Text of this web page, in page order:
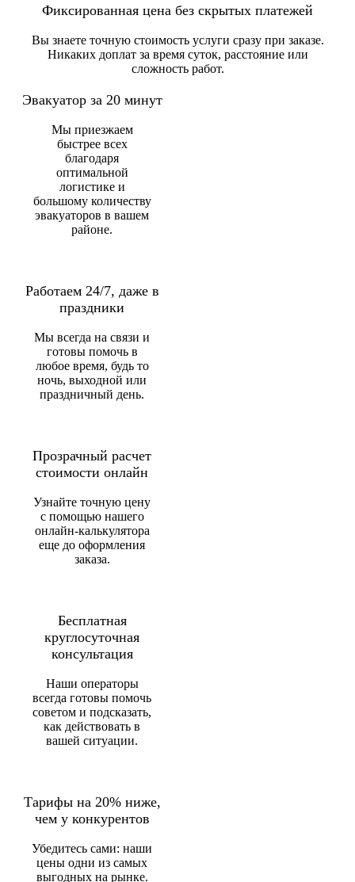
Фиксированная цена без скрытых платежей
Вы знаете точную стоимость услуги сразу при заказе.
Никаких доплат за время суток, расстояние или
сложность работ.
Эвакуатор за 20 минут
Мы приезжаем
быстрее всех
благодаря
оптимальной
логистике и
большому количеству
эвакуаторов в вашем
районе.
Работаем 24/7, даже в
праздники
Мы всегда на связи и
готовы помочь в
любое время, будь то
ночь, выходной или
праздничный день.
Прозрачный расчет
стоимости онлайн
Узнайте точную цену
с помощью нашего
онлайн-калькулятора
еще до оформления
заказа.
Бесплатная
круглосуточная
консультация
Наши операторы
всегда готовы помочь
советом и подсказать,
как действовать в
вашей ситуации.
Тарифы на 20% ниже,
чем у конкурентов
Убедитесь сами: наши
цены одни из самых
выгодных на рынке.